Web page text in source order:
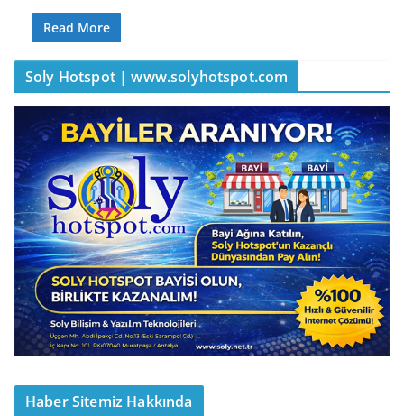
Read More
Soly Hotspot | www.solyhotspot.com
Haber Sitemiz Hakkında